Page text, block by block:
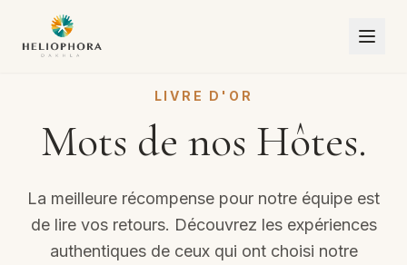
LIVRE D'OR
Mots de nos Hôtes.
La meilleure récompense pour notre équipe est
de lire vos retours. Découvrez les expériences
authentiques de ceux qui ont choisi notre